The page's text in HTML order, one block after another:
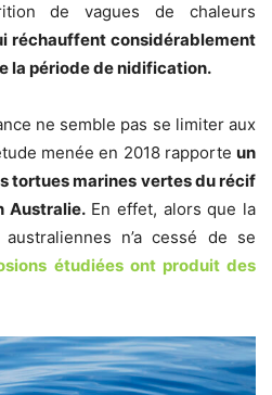
de vagues de chaleurs
réchauffent considérablement
la période de nidification.
ne semble pas se limiter aux
menée en 2018 rapporte un
tortues marines vertes du récif
Australie.En effet, alors que la
n’a cessé de se
étudiées ont produit des